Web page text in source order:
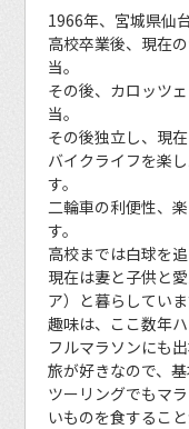
1966年、宮城県仙
高校卒業後、現在
当。
その後、カロッツ
当。
その後独立し、現在
バイクライフを楽
す。
二輪車の利便性、
す。
高校までは白球を
現在は妻と子供と
ア）と暮らしていま
趣味は、ここ数年ハ
フルマラソンにも出
旅が好きなので、
ツーリングでもマ
いものを食すること